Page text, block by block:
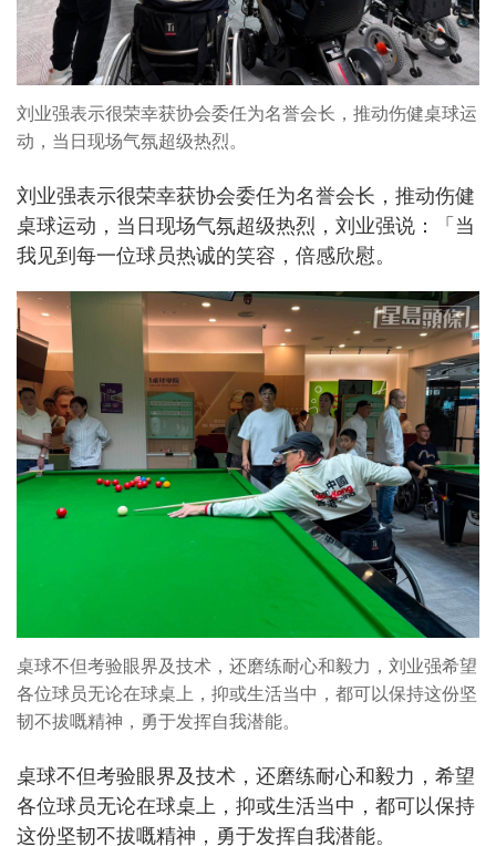
刘业强表示很荣幸获协会委任为名誉会长，推动伤健桌球运
动，当日现场气氛超级热烈。
刘业强表示很荣幸获协会委任为名誉会长，推动伤健
桌球运动，当日现场气氛超级热烈，刘业强说：「当
我见到每一位球员热诚的笑容，倍感欣慰。
桌球不但考验眼界及技术，还磨练耐心和毅力，刘业强希望
各位球员无论在球桌上，抑或生活当中，都可以保持这份坚
韧不拔嘅精神，勇于发挥自我潜能。
桌球不但考验眼界及技术，还磨练耐心和毅力，希望
各位球员无论在球桌上，抑或生活当中，都可以保持
这份坚韧不拔嘅精神，勇于发挥自我潜能。